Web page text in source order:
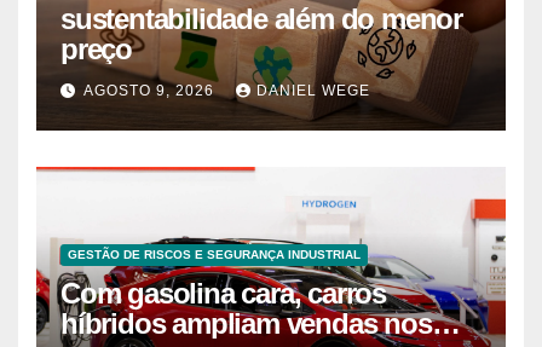
sustentabilidade além do menor
preço
AGOSTO 9, 2026 DANIEL WEGE
GESTÃO DE RISCOS E SEGURANÇA INDUSTRIAL
Com gasolina cara, carros
híbridos ampliam vendas nos